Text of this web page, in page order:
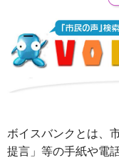
ボイスバンクとは、
提言」等の手紙や電